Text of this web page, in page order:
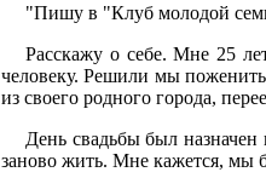
"Пишу в "Клуб молодой
Расскажу о себе. Мне 25
человеку. Решили мы
из своего родного города,
День свадьбы был
заново жить. Мне кажется, мы